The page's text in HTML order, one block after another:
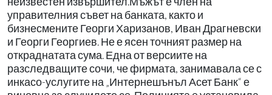
управителния съвет на банката, както и
бизнесмените Георги Харизанов, Иван Драгневски
и Георги Георгиев. Не е ясен точният размер на
откраднатата сума. Една от версиите на
разследващите сочи, че фирмата, занимавала се с
инкасо-услугите на „Интернешънъл Асет Банк“ е